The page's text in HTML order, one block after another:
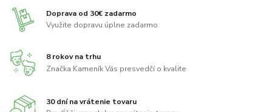
Doprava od 30€ zadarmo
Využite dopravu úplne zadarmo
8 rokov na trhu
Značka Kameník Vás presvedčí o kvalite
30 dní na vrátenie tovaru